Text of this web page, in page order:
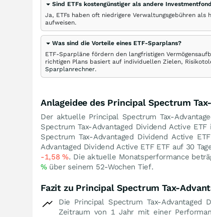
Sind ETFs kostengünstiger als andere
Ja, ETFs haben oft niedrigere Verwaltungsgebühren
aufweisen.
Was sind die Vorteile eines ETF-Sparplans?
ETF-Sparpläne fördern den langfristigen
richtigen Plans basiert auf individuellen Zielen,
Sparplanrechner.
Anlageidee des Principal Spectrum
Der aktuelle Principal Spectrum Tax-
Spectrum Tax-Advantaged Dividend Active
Spectrum Tax-Advantaged Dividend Active
Advantaged Dividend Active ETF ETF auf 30
-1,58%. Die aktuelle Monatsperformance
%über seinem 52-Wochen Tief.
Fazit zu Principal Spectrum Tax-
Die Principal Spectrum Tax-
Zeitraum von 1 Jahr mit einer